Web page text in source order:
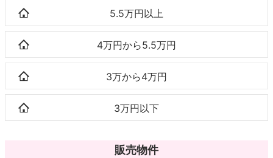
5.5万円以上
4万円から5.5万円
3万から4万円
3万円以下
販売物件